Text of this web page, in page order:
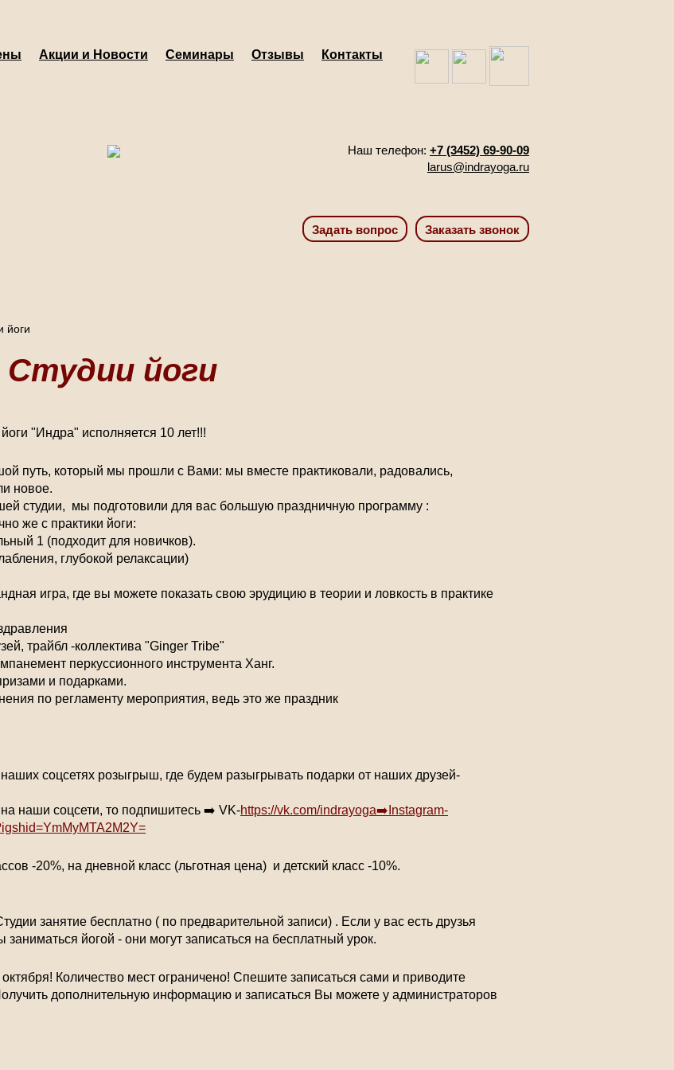
Акции и Новости Семинары Отзывы Контакты
Наш телефон: +7 (3452) 69-90-09
larus@indrayoga.ru
йоги
йоги
"Индра" исполняется 10 лет!!!
путь, который мы прошли с Вами: мы вместе практиковали, радовались,
новое.
студии, мы подготовили для вас большую праздничную программу :
же с практики йоги:
1 (подходит для новичков).
глубокой релаксации)
игра, где вы можете показать свою эрудицию в теории и ловкость в практике
трайбл -коллектива "Ginger Tribe"
перкуссионного инструмента Ханг.
и подарками.
по регламенту мероприятия, ведь это же праздник
соцсетях розыгрыш, где будем разыгрывать подарки от наших друзей-
наши соцсети, то подпишитесь ➡️ VK-https://vk.com/indrayoga➡️Instagram-
-20%, на дневной класс (льготная цена) и детский класс -10%.
занятие бесплатно ( по предварительной записи) . Если у вас есть друзья
йогой - они могут записаться на бесплатный урок.
Количество мест ограничено! Спешите записаться сами и приводите
дополнительную информацию и записаться Вы можете у администраторов